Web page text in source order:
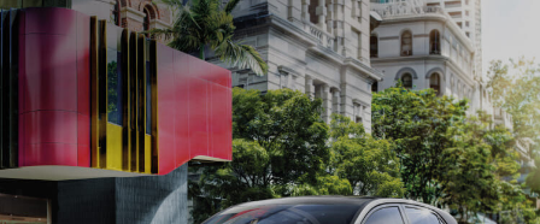
Галерея Picanto